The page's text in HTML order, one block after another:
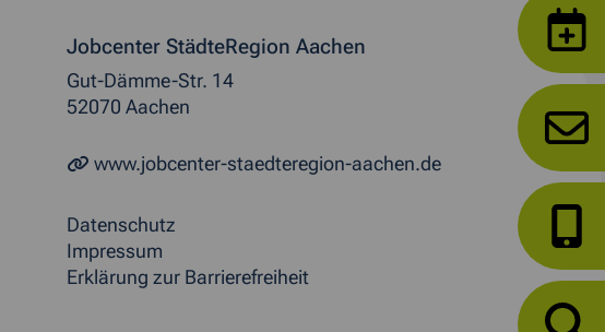
Jobcenter StädteRegion Aachen
Gut-Dämme-Str. 14
52070 Aachen
www.jobcenter-staedteregion-aachen.de
Datenschutz
Impressum
Erklärung zur Barrierefreiheit